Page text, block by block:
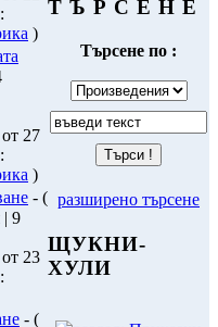
)
27
)
- (
| 9
23
- (
Т Ъ Р С Е Н Е
Търсене по :
разширено търсене
ЩУКНИ-
ХУЛИ